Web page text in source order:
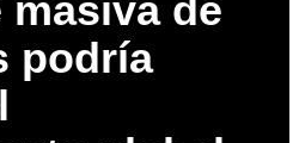
masiva de
podría